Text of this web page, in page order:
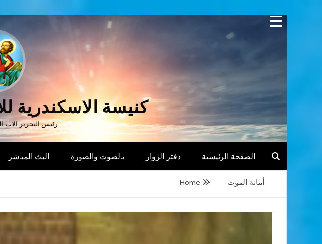
Skip
كنيسة الاسكندرية
رئيس التحرير الاب
الصفحة الرئيسية دفتر الزوار بالصوت والصورة البث المباشر
Home أمانة الموت